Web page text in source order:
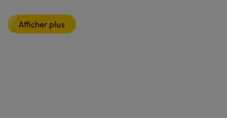
Afficher plus